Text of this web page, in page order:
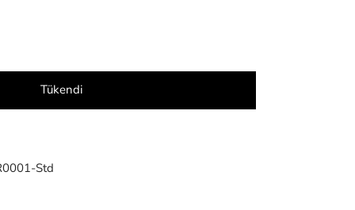
Tükendi
Std